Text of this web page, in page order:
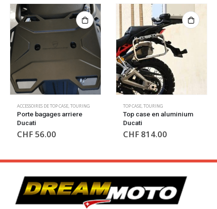
ACCESSOIRES DE TOP CASE,TOURING
Porte bagages arriere
Ducati
CHF 56.00
TOP CASE,TOURING
Top case en aluminium
Ducati
CHF 814.00